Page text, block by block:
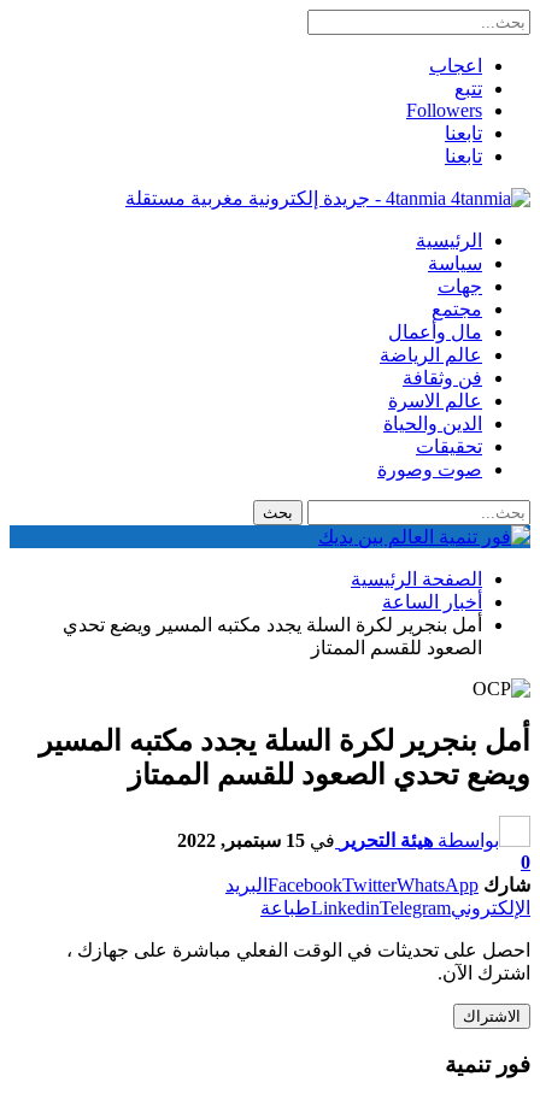
اعجاب
تتبع
Followers
تابعنا
تابعنا
4tanmia - جريدة إلكترونية مغربية مستقلة
الرئيسية
سياسة
جهات
مجتمع
مال وأعمال
عالم الرياضة
فن وثقافة
عالم الاسرة
الدين والحياة
تحقيقات
صوت وصورة
الصفحة الرئيسية
أخبار الساعة
أمل بنجرير لكرة السلة يجدد مكتبه المسير ويضع تحدي
الصعود للقسم الممتاز
أمل بنجرير لكرة السلة يجدد مكتبه المسير
ويضع تحدي الصعود للقسم الممتاز
بواسطة هيئة التحرير في 15 سبتمبر, 2022
0
شارك
FacebookTwitterWhatsApp
البريد
الإلكتروني
LinkedinTelegram طباعة
احصل على تحديثات في الوقت الفعلي مباشرة على جهازك ،
اشترك الآن.
الاشتراك
فور تنمية